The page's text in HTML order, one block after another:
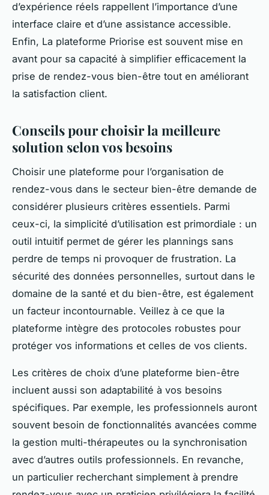
d’expérience réels rappellent l’importance d’une
interface claire et d’une assistance accessible.
Enfin, La plateforme Priorise est souvent mise en
avant pour sa capacité à simplifier efficacement la
prise de rendez-vous bien-être tout en améliorant
la satisfaction client.
Conseils pour choisir la meilleure
solution selon vos besoins
Choisir une plateforme pour l’organisation de
rendez-vous dans le secteur bien-être demande de
considérer plusieurs critères essentiels. Parmi
ceux-ci, la simplicité d’utilisation est primordiale : un
outil intuitif permet de gérer les plannings sans
perdre de temps ni provoquer de frustration. La
sécurité des données personnelles, surtout dans le
domaine de la santé et du bien-être, est également
un facteur incontournable. Veillez à ce que la
plateforme intègre des protocoles robustes pour
protéger vos informations et celles de vos clients.
Les critères de choix d’une plateforme bien-être
incluent aussi son adaptabilité à vos besoins
spécifiques. Par exemple, les professionnels auront
souvent besoin de fonctionnalités avancées comme
la gestion multi-thérapeutes ou la synchronisation
avec d’autres outils professionnels. En revanche,
un particulier recherchant simplement à prendre